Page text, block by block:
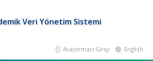
Veri Yönetim Sistemi
Araştırmacı Girişi English